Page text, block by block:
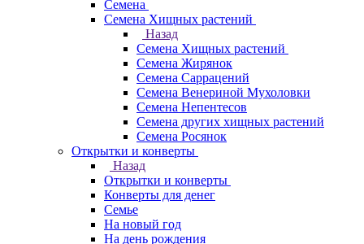
Семена
Семена Хищных растений
Назад
Семена Хищных растений
Семена Жирянок
Семена Саррацений
Семена Венериной Мухоловки
Семена Непентесов
Семена других хищных растений
Семена Росянок
Открытки и конверты
Назад
Открытки и конверты
Конверты для денег
Семье
На новый год
На день рождения